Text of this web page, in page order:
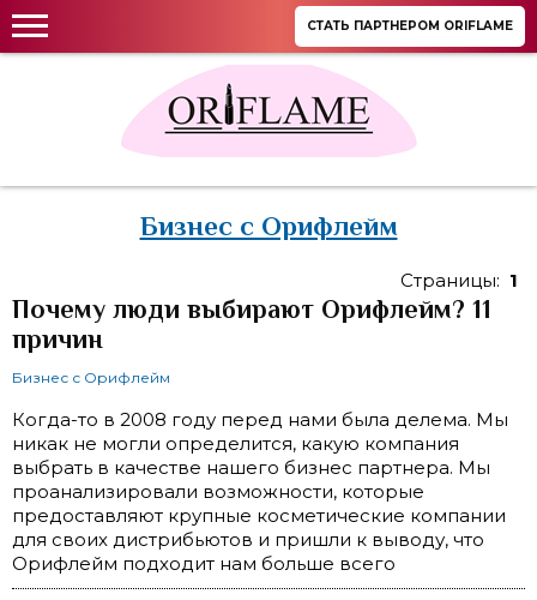
СТАТЬ ПАРТНЕРОМ ORIFLAME
Бизнес с Орифлейм
Страницы: 1
Почему люди выбирают Орифлейм? 11
причин
Бизнес с Орифлейм
Когда-то в 2008 году перед нами была делема. Мы
никак не могли определится, какую компания
выбрать в качестве нашего бизнес партнера. Мы
проанализировали возможности, которые
предоставляют крупные косметические компании
для своих дистрибьютов и пришли к выводу, что
Орифлейм подходит нам больше всего